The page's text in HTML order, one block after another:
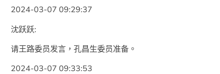
2024-03-07 09:29:37
沈跃跃:
请王路委员发言，孔昌生委员准备。
2024-03-07 09:33:53